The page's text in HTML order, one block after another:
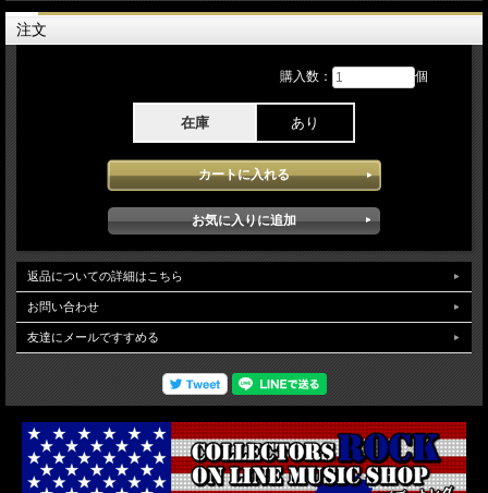
Lineup:
Bruce Springsteen
Charles Giordano
Bruce Springsteen - Land of Hope & Dreams American Tour 2026 ツアー3日目 4
月7日Kia Forum: Inglewood CAでのステージを記録しています。3月31日よりスタ
ートした北米地区のミニツアーとなっており2025年のミニヨーロッパ地区のツア
ー同様コンパクトな ツアーで本アイテムに記録されたライブでは変わらずのエネ
ルギッシュなステージがダイレクトに伝わってくるコンサートで世界情勢に関して
良く出ておりとても楽しめるライブとなっています。soundqualityは、ほぼライン
収録に近い最高レベルのAud収録で迫力満点に安定した高音質で聞くことが出来ま
注文
購入数： 個
在庫 あり
返品についての詳細はこちら
お問い合わせ
友達にメールですすめる